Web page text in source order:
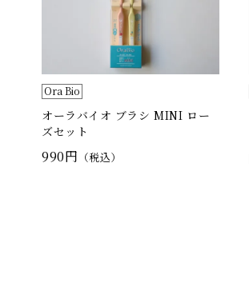
Ora Bio
オーラバイオ ブラシ MINI ロー
ズセット
990円 （税込）